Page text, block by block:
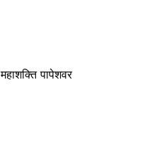
पापेशवर